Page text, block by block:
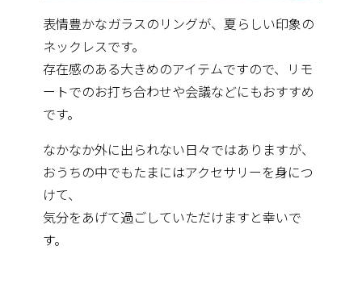
表情豊かなガラスのリングが、夏らしい印象の
ネックレスです。
存在感のある大きめのアイテムですので、
リモ
ートでのお打ち合わせや会議などにもおすすめ
です。
なかなか外に出られない日々ではありますが、
おうちの中でもたまにはアクセサリーを身につ
けて、
気分をあげて過ごしていただけますと幸いで
す。